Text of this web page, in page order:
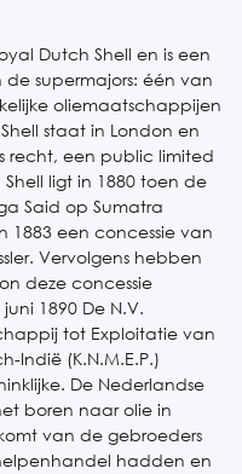
Dutch Shell en is een
de supermajors: één van
oliemaatschappijen
staat in London en
recht, een public limited
ligt in 1880 toen de
Said op Sumatra
1883 een concessie van
Vervolgens hebben
deze concessie
1890 De N.V.
tot Exploitatie van
Indië (K.N.M.E.P.)
De Nederlandse
boren naar olie in
van de gebroeders
hadden en